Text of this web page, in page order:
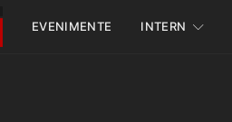
EVENIMENTE INTERN